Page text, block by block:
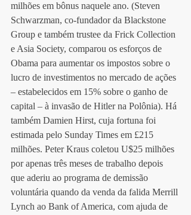
milhões em bônus naquele ano. (Steven
Schwarzman, co-fundador da Blackstone
Group e também trustee da Frick Collection
e Asia Society, comparou os esforços de
Obama para aumentar os impostos sobre o
lucro de investimentos no mercado de ações
– estabelecidos em 15% sobre o ganho de
capital – à invasão de Hitler na Polônia). Há
também Damien Hirst, cuja fortuna foi
estimada pelo Sunday Times em £215
milhões. Peter Kraus coletou U$25 milhões
por apenas três meses de trabalho depois
que aderiu ao programa de demissão
voluntária quando da venda da falida Merrill
Lynch ao Bank of America, com ajuda de